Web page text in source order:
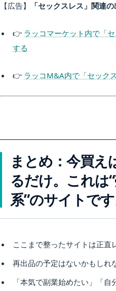
【広告】
「セックスレス」関連
👉 ラッコマーケット内で「
する
👉 ラッコM&A内で「セック
まとめ：今買え
るだけ。これは
系”のサイトです
ここまで整ったサイトは正直
再出品の予定はないかもしれ
「本気で副業始めたい」「